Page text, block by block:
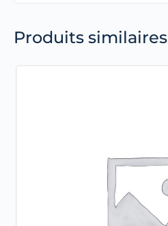
Produits similaires